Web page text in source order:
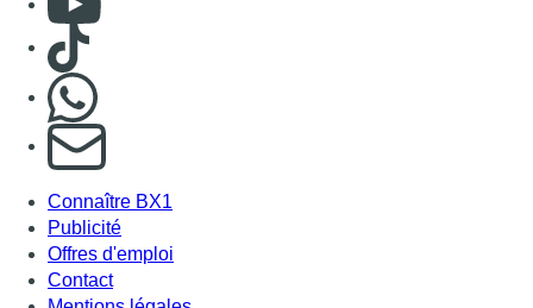
Politique de cookies (UE)
Gérer les cookies